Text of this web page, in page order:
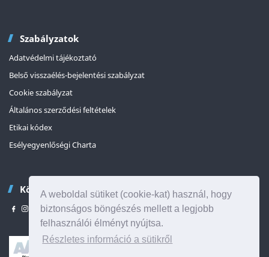
A weboldal sütiket (cookie-kat) használ, hogy
biztonságos böngészés mellett a legjobb
felhasználói élményt nyújtsa.
Részletes információ a sütikről
Szabályzatok
Adatvédelmi tájékoztató
Belső visszaélés-bejelentési szabályzat
Cookie szabályzat
Általános szerződési feltételek
Etikai kódex
Esélyegyenlőségi Charta
Kövessen minket